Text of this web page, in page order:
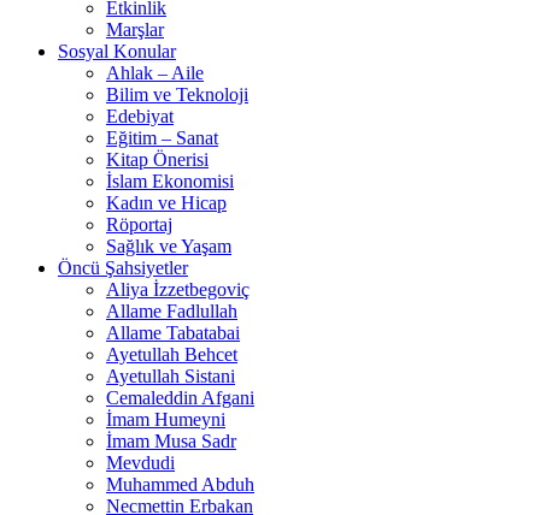
Etkinlik
Marşlar
Sosyal Konular
Ahlak – Aile
Bilim ve Teknoloji
Edebiyat
Eğitim – Sanat
Kitap Önerisi
İslam Ekonomisi
Kadın ve Hicap
Röportaj
Sağlık ve Yaşam
Öncü Şahsiyetler
Aliya İzzetbegoviç
Allame Fadlullah
Allame Tabatabai
Ayetullah Behcet
Ayetullah Sistani
Cemaleddin Afgani
İmam Humeyni
İmam Musa Sadr
Mevdudi
Muhammed Abduh
Necmettin Erbakan